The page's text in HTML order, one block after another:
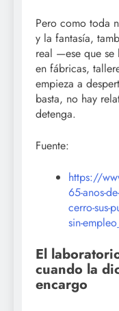
Pero como toda
y la fantasía,
real —ese que se
en fábricas,
empieza a
basta, no hay
detenga.
Fuente:
https://
65-anos-
cerro-sus-
sin-
El
cuando la
encargo